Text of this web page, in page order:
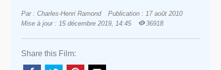
Par : Charles-Henri Ramond
Publication : 17 août 2010
Mise à jour : 15 décembre 2019, 14:45
36918
Share this Film: